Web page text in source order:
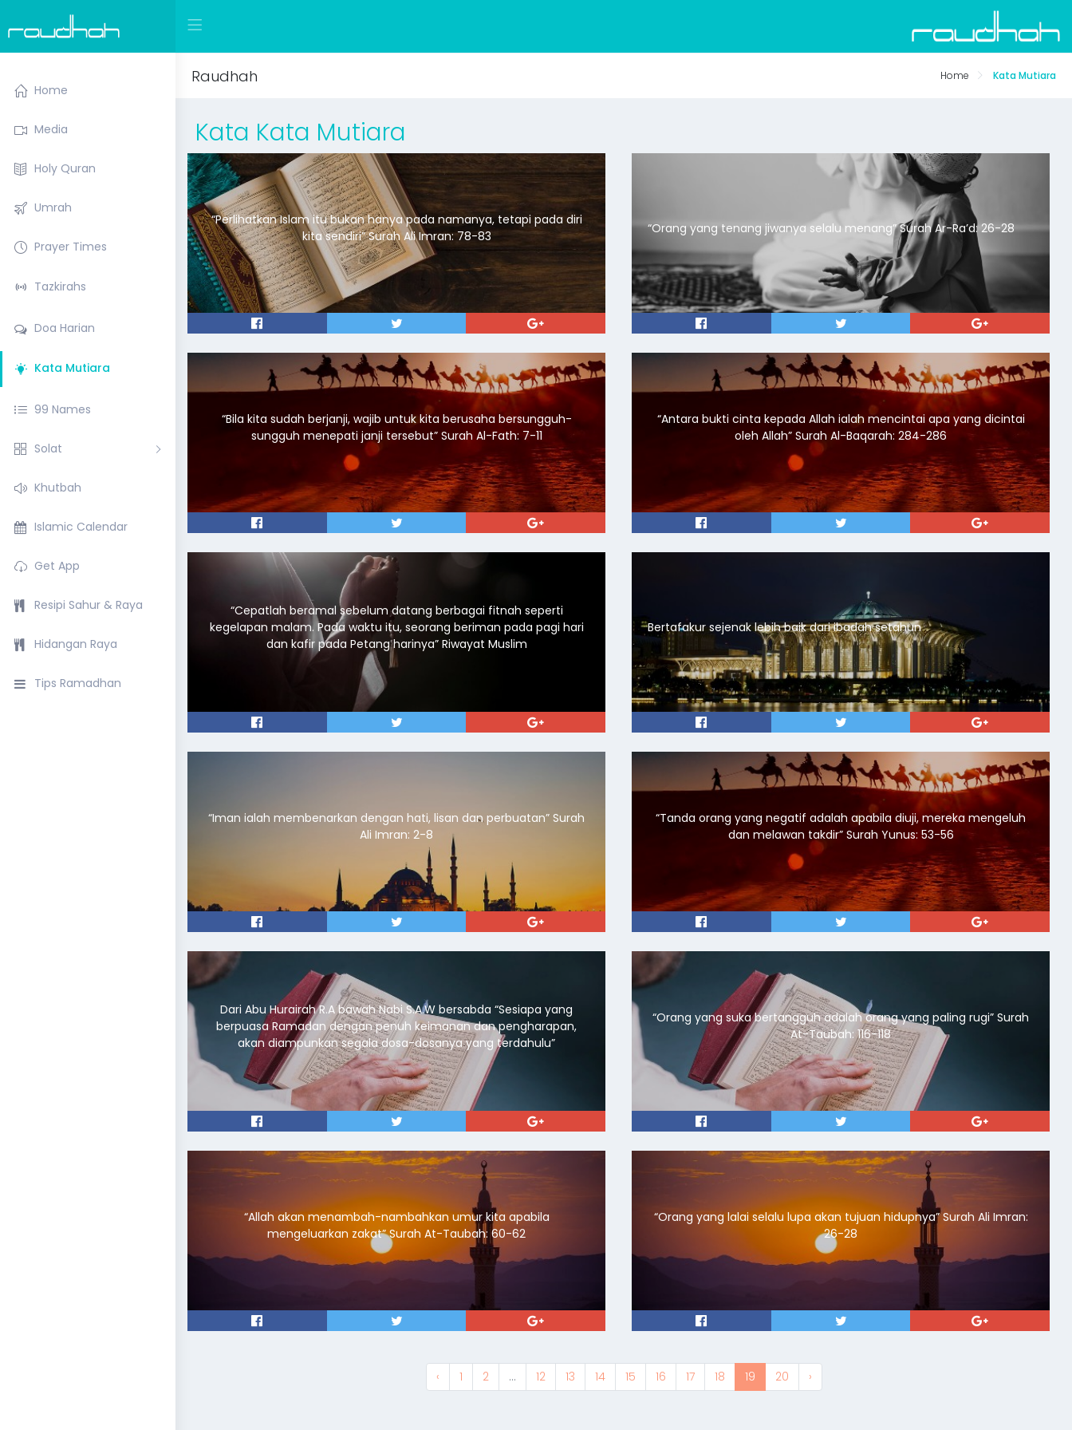
Home
Media
Holy Quran
Umrah
Prayer Times
Tazkirahs
Doa Harian
Kata Mutiara
99 Names
Solat
Khutbah
Islamic Calendar
Get App
Resipi Sahur & Raya
Hidangan Raya
Tips Ramadhan
Raudhah Home Kata Mutiara
Kata Kata Mutiara
“Perlihatkan Islam itu bukan hanya pada namanya, tetapi pada diri
kita sendiri” Surah Ali Imran: 78-83
“Bila kita sudah berjanji, wajib untuk kita berusaha bersungguh-
sungguh menepati janji tersebut” Surah Al-Fath: 7-11
“Cepatlah beramal sebelum datang berbagai fitnah seperti
kegelapan malam. Pada waktu itu, seorang beriman pada pagi hari
dan kafir pada Petang harinya” Riwayat Muslim
“Iman ialah membenarkan dengan hati, lisan dan perbuatan” Surah
Ali Imran: 2-8
Dari Abu Hurairah R.A bawah Nabi S.A.W bersabda “Sesiapa yang
berpuasa Ramadan dengan penuh keimanan dan pengharapan,
akan diampunkan segala dosa-dosanya yang terdahulu”
“Allah akan menambah-nambahkan umur kita apabila
mengeluarkan zakat” Surah At-Taubah: 60-62
“Orang yang tenang jiwanya selalu menang” Surah Ar-Ra’d: 26-28
“Antara bukti cinta kepada Allah ialah mencintai apa yang dicintai
oleh Allah” Surah Al-Baqarah: 284-286
Bertafakur sejenak lebih baik dari ibadah setahun
“Tanda orang yang negatif adalah apabila diuji, mereka mengeluh
dan melawan takdir” Surah Yunus: 53-56
“Orang yang suka bertangguh adalah orang yang paling rugi” Surah
At-Taubah: 116-118
“Orang yang lalai selalu lupa akan tujuan hidupnya” Surah Ali Imran:
26-28
‹ 1 2 ... 12 13 14 15 16 17 18 19 20 ›